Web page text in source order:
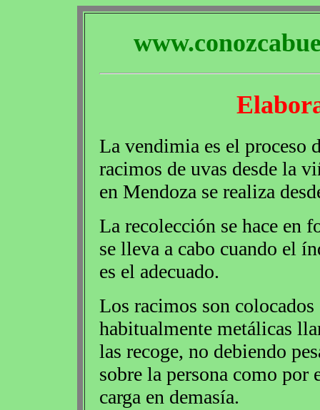
La vendimia es el proceso
racimos de uvas desde la
en Mendoza se realiza
La recolección se hace en
se lleva a cabo cuando el
es el adecuado.
Los racimos son colocados
habitualmente metálicas
las recoge, no debiendo
sobre la persona como por
carga en demasía.